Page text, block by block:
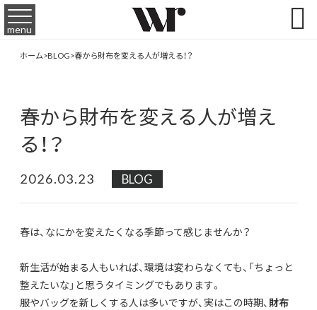
menu 
ホーム>BLOG>春から財布を変える人が増える！？
春から財布を変える人が増え
る！？
2026.03.23 BLOG
春は、なにかを変えたくなる季節って感じませんか？
新生活が始まる人もいれば、環境は変わらなくても、「ちょっと
整えたいな」と思うタイミングでもあります。
服やバッグを新しくする人は多いですが、実はこの時期、 財布